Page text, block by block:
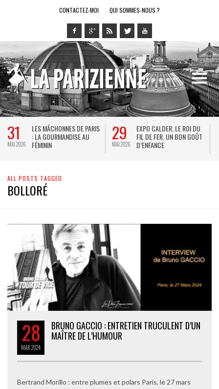
CONTACTEZ-MOI QUI SOMMES-NOUS ?
31
MAI 2026
LES MÂCHONNES DE PARIS
: LA GOURMANDISE AU
FÉMININ
29
MAI 2026
EXPO CALDER, LE ROI DU
FIL DE FER, UN BON GOÛT
D’ENFANCE
ALL POSTS TAGGED
BOLLORÉ
28
MAR2024
BRUNO GACCIO : ENTRETIEN TRUCULENT D’UN
MAÎTRE DE L’HUMOUR
Bertrand Morillo : entre plumes et polars Paris, le 27 mars